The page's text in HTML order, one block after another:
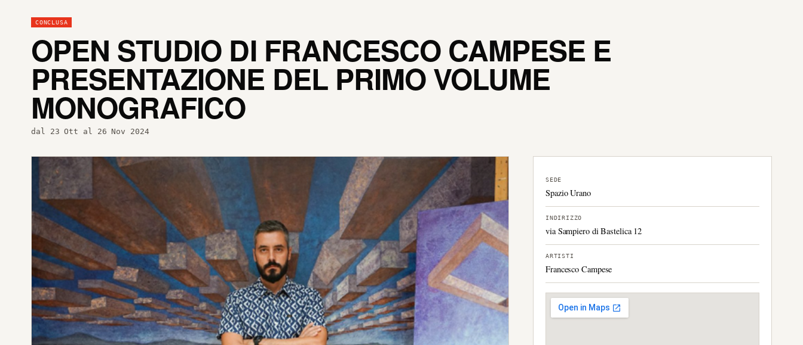
CONCLUSA
OPEN STUDIO DI FRANCESCO CAMPESE E
PRESENTAZIONE DEL PRIMO VOLUME
MONOGRAFICO
dal 23 Ott al 26 Nov 2024
SEDE
Spazio Urano
INDIRIZZO
via Sampiero di Bastelica 12
ARTISTI
Francesco Campese